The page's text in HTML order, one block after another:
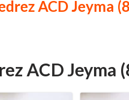
ACD Jeyma
ACD Jeyma